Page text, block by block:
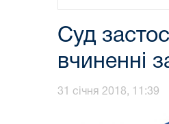
Суд
вчиненні
31 січня 2018, 11:39